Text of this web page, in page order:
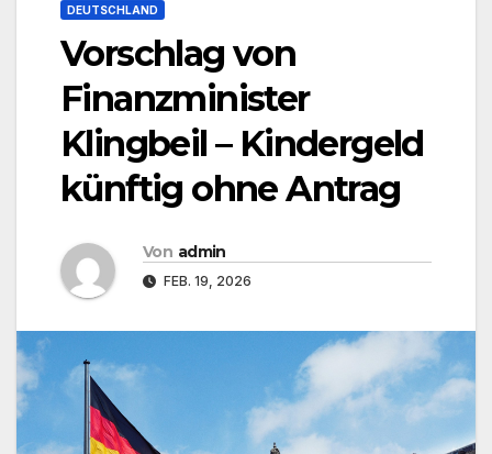
DEUTSCHLAND
Vorschlag von
Finanzminister
Klingbeil – Kindergeld
künftig ohne Antrag
Von admin
FEB. 19, 2026